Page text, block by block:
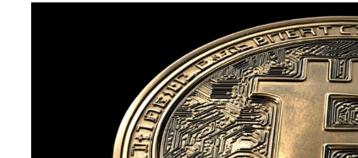
العملات الرقمية
رقمية للشراء
تداول العملات الرقمية
الآجلة للعملات الرقمية